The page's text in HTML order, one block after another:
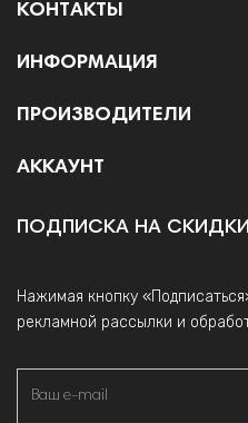
КОНТАКТЫ
ИНФОРМАЦИЯ
ПРОИЗВОДИТЕЛИ
АККАУНТ
ПОДПИСКА НА
Нажимая кнопку
рекламной рассылки и